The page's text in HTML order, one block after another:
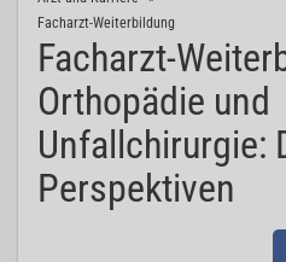
Facharzt-Weiterbildung
Facharzt-
Orthopädie und
Unfallchirurgie:
Perspektiven